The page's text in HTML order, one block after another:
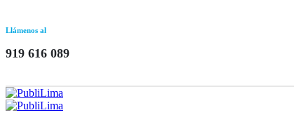
Llámenos al
919 616 089